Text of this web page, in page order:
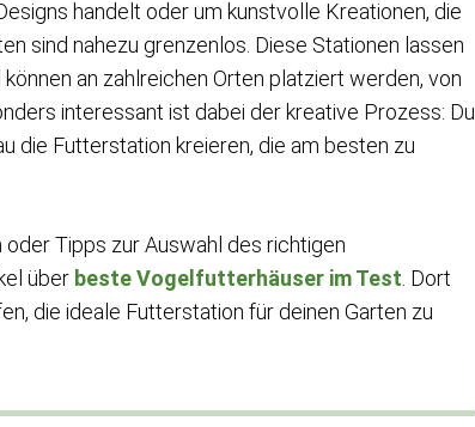
handelt oder um kunstvolle Kreationen, die
sind nahezu grenzenlos. Diese Stationen lassen
an zahlreichen Orten platziert werden, von
interessant ist dabei der kreative Prozess: Du
die Futterstation kreieren, die am besten zu
Tipps zur Auswahl des richtigen
über beste Vogelfutterhäuser im Test . Dort
die ideale Futterstation für deinen Garten zu